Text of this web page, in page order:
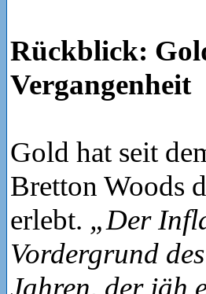
Rückblick:
Vergangenheit
Gold hat seit
Bretton Woods
erlebt. „Der
Vordergrund
Jahren, der jäh